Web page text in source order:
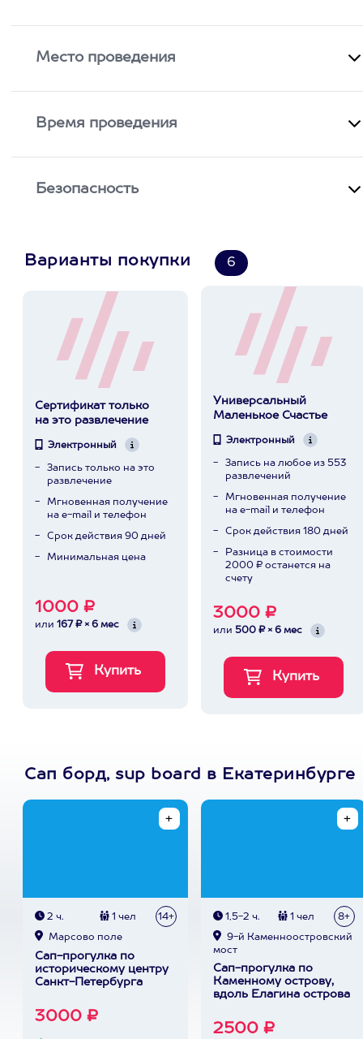
Место проведения
Время проведения
Безопасность
Варианты покупки 6
Сертификат только
на это развлечение
Электронный
Запись только на это
развлечение
Мгновенная получение
на e-mail и телефон
Срок действия 90 дней
Минимальная цена
1000 ₽
или 167 ₽ × 6 мес
Универсальный
Маленькое Счастье
Электронный
Запись на любое из 553
развлечений
Мгновенная получение
на e-mail и телефон
Срок действия 180 дней
Разница в стоимости
2000 ₽ останется на
счету
3000 ₽
или 500 ₽ × 6 мес
Сап борд, sup board в Екатеринбурге
2 ч. 1 чел 14+
Марсово поле
Сап-прогулка по
историческому центру
Санкт-Петербурга
3000 ₽
1,5-2 ч. 1 чел 8+
9-й Каменноостровский
мост
Сап-прогулка по
Каменному острову,
вдоль Елагина острова
2500 ₽